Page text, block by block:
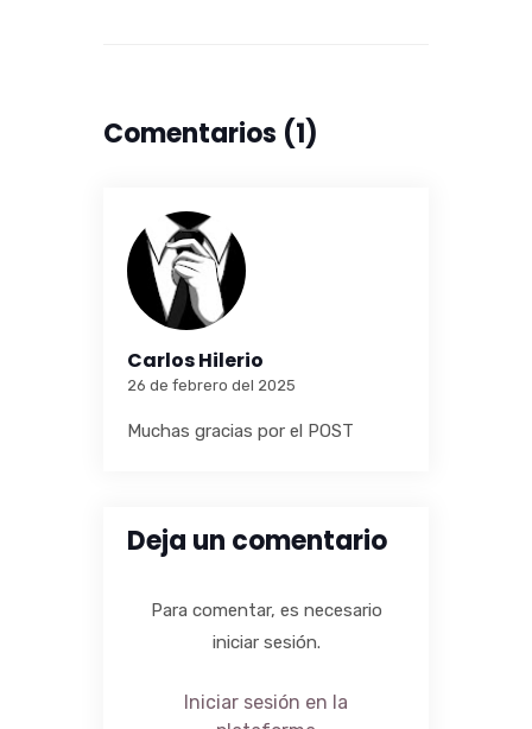
Comentarios (1)
Carlos Hilerio
26 de febrero del 2025
Muchas gracias por el POST
Deja un comentario
Para comentar, es necesario
iniciar sesión.
Iniciar sesión en la